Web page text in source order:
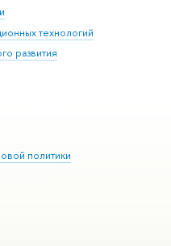
технологий
развития
политики